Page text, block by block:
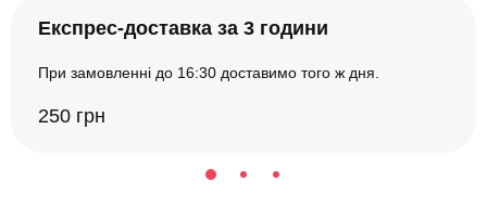
Експрес-доставка за 3 години
При замовленні до 16:30 доставимо того ж дня.
250 грн